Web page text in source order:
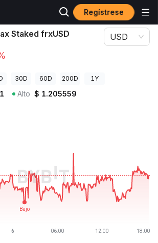
Regístrese
Precio de Frax Staked frxUSD SFRXUSD
Staked frxUSD
USD
30D 60D 200D 1Y
Alto $ 1.205559